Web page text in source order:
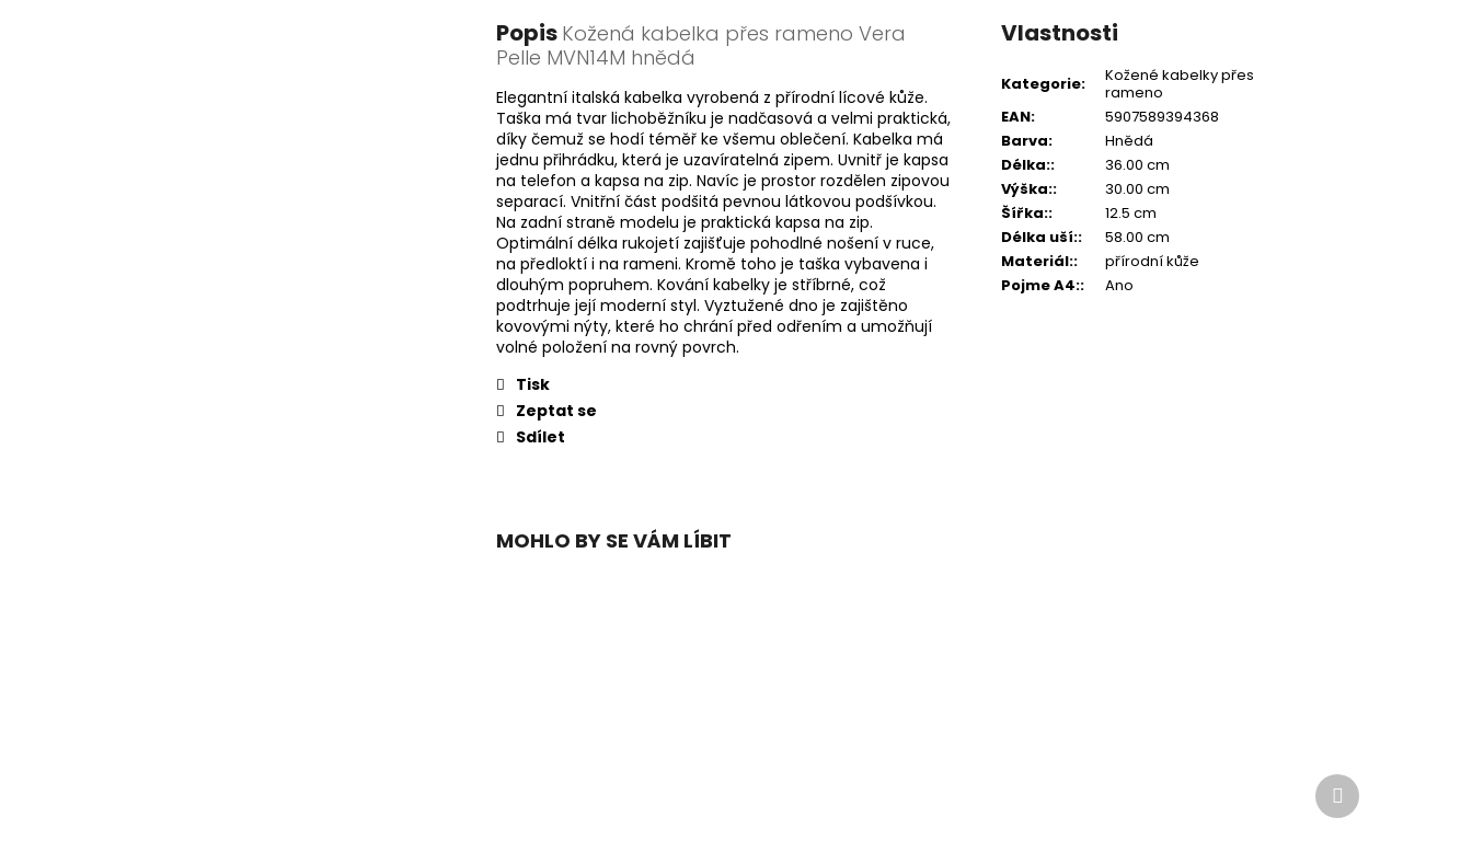
Popis Kožená kabelka přes rameno Vera
Pelle MVN14M hnědá
Elegantní italská kabelka vyrobená z přírodní lícové kůže.
Taška má tvar lichoběžníku je nadčasová a velmi praktická,
díky čemuž se hodí téměř ke všemu oblečení. Kabelka má
jednu přihrádku, která je uzavíratelná zipem. Uvnitř je kapsa
na telefon a kapsa na zip. Navíc je prostor rozdělen zipovou
separací. Vnitřní část podšitá pevnou látkovou podšívkou.
Na zadní straně modelu je praktická kapsa na zip.
Optimální délka rukojetí zajišťuje pohodlné nošení v ruce,
na předloktí i na rameni. Kromě toho je taška vybavena i
dlouhým popruhem. Kování kabelky je stříbrné, což
podtrhuje její moderní styl. Vyztužené dno je zajištěno
kovovými nýty, které ho chrání před odřením a umožňují
volné položení na rovný povrch.
Tisk
Zeptat se
Sdílet
Vlastnosti
Kategorie:
Kožené kabelky přes
rameno
EAN:
5907589394368
Barva:
Hnědá
Délka::
36.00 cm
Výška::
30.00 cm
Šířka::
12.5 cm
Délka uší::
58.00 cm
Materiál::
přírodní kůže
Pojme A4:: Ano
MOHLO BY SE VÁM LÍBIT
Další
produkt